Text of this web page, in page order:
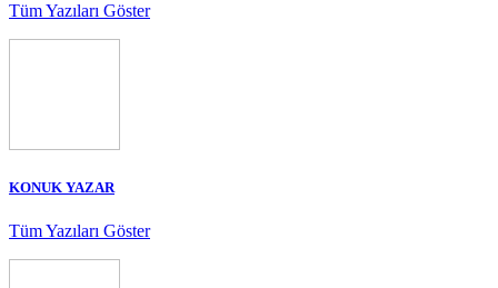
Tüm Yazıları Göster
KONUK YAZAR
Tüm Yazıları Göster